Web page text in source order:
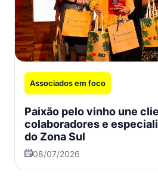
Associados em foco
Paixão pelo vinho une
colaboradores e
do Zona Sul
08/07/2026